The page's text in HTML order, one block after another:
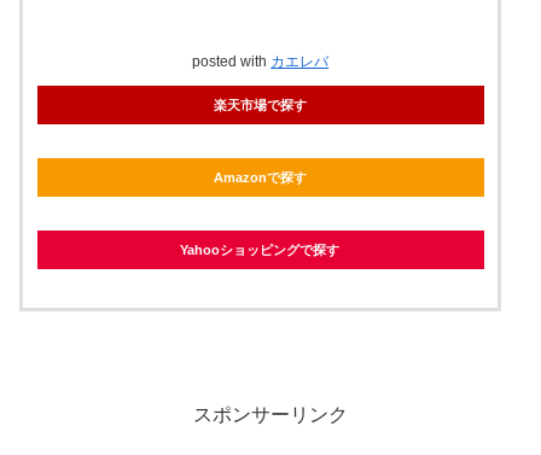
posted with カエレバ
楽天市場で探す
Amazonで探す
Yahooショッピングで探す
スポンサーリンク